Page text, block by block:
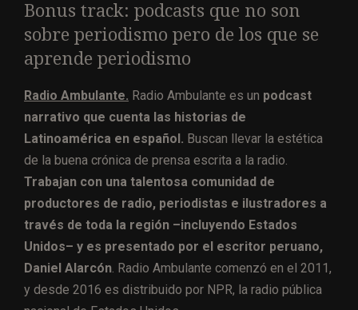
Bonus track: podcasts que no son
sobre periodismo pero de los que se
aprende periodismo
Radio Ambulante. Radio Ambulante es un podcast
narrativo que cuenta las historias de
Latinoamérica en español. Buscan llevar la estética
de la buena crónica de prensa escrita a la radio.
Trabajan con una talentosa comunidad de
productores de radio, periodistas e ilustradores a
través de toda la región –incluyendo Estados
Unidos– y es presentado por el escritor peruano,
Daniel Alarcón. Radio Ambulante comenzó en el 2011,
y desde 2016 es distribuido por NPR, la radio pública